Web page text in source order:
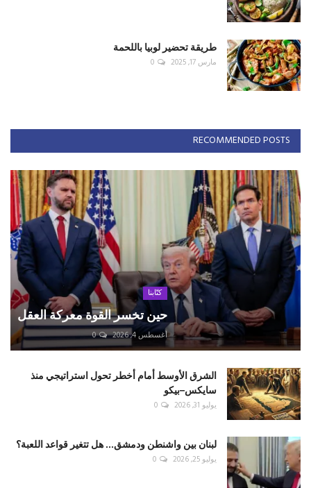
طريقة تحضير لوبيا باللحمة
مارس 17, 2025 0
RECOMMENDED POSTS
كتّابنا
حين تخسر القوة معركة العقل
أغسطس 4, 2026 0
الشرق الأوسط أمام أخطر تحول استراتيجي منذ
سايكس–بيكو
يوليو 31, 2026 0
لبنان بين واشنطن ودمشق... هل تتغير قواعد اللعبة؟
يوليو 25, 2026 0